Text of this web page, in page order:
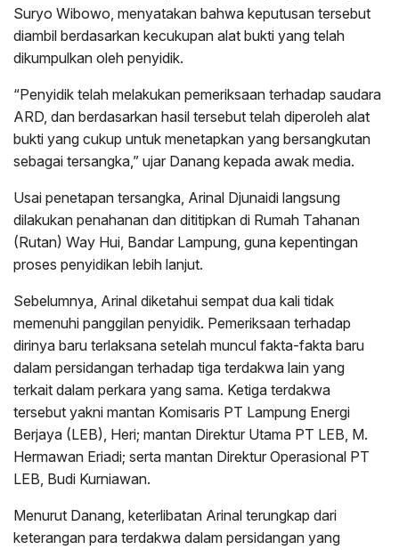
Suryo Wibowo, menyatakan bahwa keputusan tersebut
diambil berdasarkan kecukupan alat bukti yang telah
dikumpulkan oleh penyidik.
“Penyidik telah melakukan pemeriksaan terhadap saudara
ARD, dan berdasarkan hasil tersebut telah diperoleh alat
bukti yang cukup untuk menetapkan yang bersangkutan
sebagai tersangka,” ujar Danang kepada awak media.
Usai penetapan tersangka, Arinal Djunaidi langsung
dilakukan penahanan dan dititipkan di Rumah Tahanan
(Rutan) Way Hui, Bandar Lampung, guna kepentingan
proses penyidikan lebih lanjut.
Sebelumnya, Arinal diketahui sempat dua kali tidak
memenuhi panggilan penyidik. Pemeriksaan terhadap
dirinya baru terlaksana setelah muncul fakta-fakta baru
dalam persidangan terhadap tiga terdakwa lain yang
terkait dalam perkara yang sama. Ketiga terdakwa
tersebut yakni mantan Komisaris PT Lampung Energi
Berjaya (LEB), Heri; mantan Direktur Utama PT LEB, M.
Hermawan Eriadi; serta mantan Direktur Operasional PT
LEB, Budi Kurniawan.
Menurut Danang, keterlibatan Arinal terungkap dari
keterangan para terdakwa dalam persidangan yang